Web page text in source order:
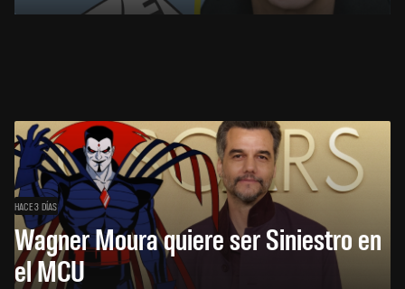
HACE 3 DÍAS
Wagner Moura quiere ser Siniestro en
el MCU